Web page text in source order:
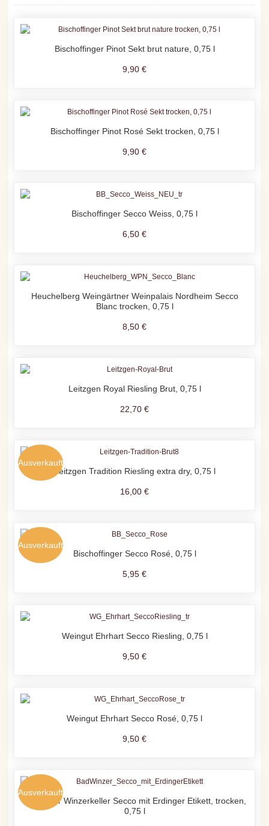
Bischoffinger Pinot Sekt brut nature, 0,75 l
9,90 €
Bischoffinger Pinot Rosé Sekt trocken, 0,75 l
9,90 €
Bischoffinger Secco Weiss, 0,75 l
6,50 €
Heuchelberg Weingärtner Weinpalais Nordheim Secco
Blanc trocken, 0,75 l
8,50 €
Leitzgen Royal Riesling Brut, 0,75 l
22,70 €
Ausverkauft
Leitzgen Tradition Riesling extra dry, 0,75 l
16,00 €
Ausverkauft
Bischoffinger Secco Rosé, 0,75 l
5,95 €
Weingut Ehrhart Secco Riesling, 0,75 l
9,50 €
Weingut Ehrhart Secco Rosé, 0,75 l
9,50 €
Ausverkauft
Badischer Winzerkeller Secco mit Erdinger Etikett, trocken,
0,75 l